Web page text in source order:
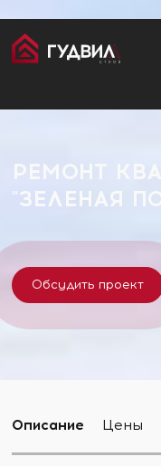
Главная Застройщики
РЕМОНТ
"ЗЕЛЕНАЯ
Обсудить проект
Описание Цены